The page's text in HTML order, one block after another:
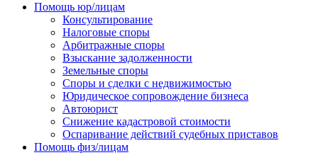
Помощь юр/лицам
Консультирование
Налоговые споры
Арбитражные споры
Взыскание задолженности
Земельные споры
Споры и сделки с недвижимостью
Юридическое сопровождение бизнеса
Автоюрист
Снижение кадастровой стоимости
Оспаривание действий судебных приставов
Помощь физ/лицам